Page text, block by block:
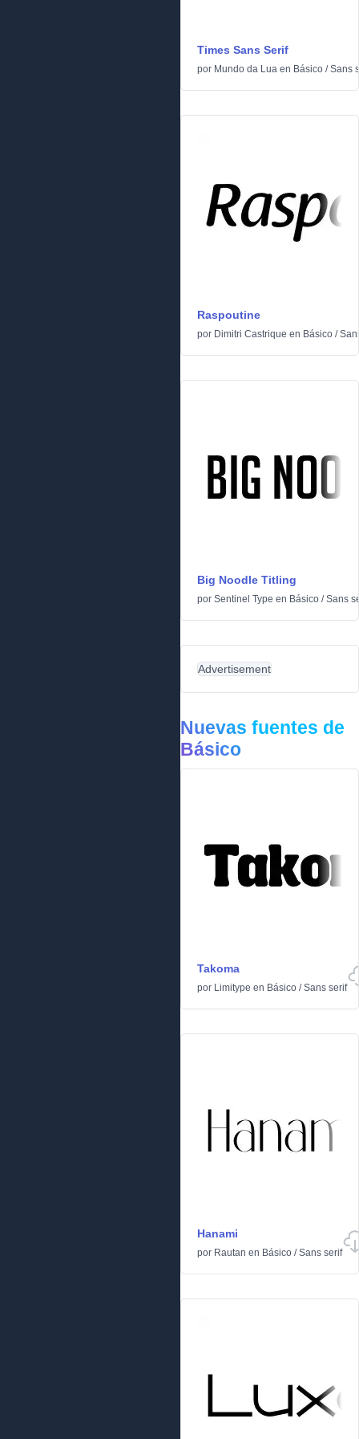
Times Sans Serif
por Mundo da Lua en Básico /Sans
Raspoutine
por Dimitri Castrique en Básico /
Big Noodle Titling
por Sentinel Type en Básico /Sans
Advertisement
Nuevas fuentes de
Básico
Takoma
por Limitype en Básico /Sans serif
Hanami
por Rautan en Básico /Sans serif